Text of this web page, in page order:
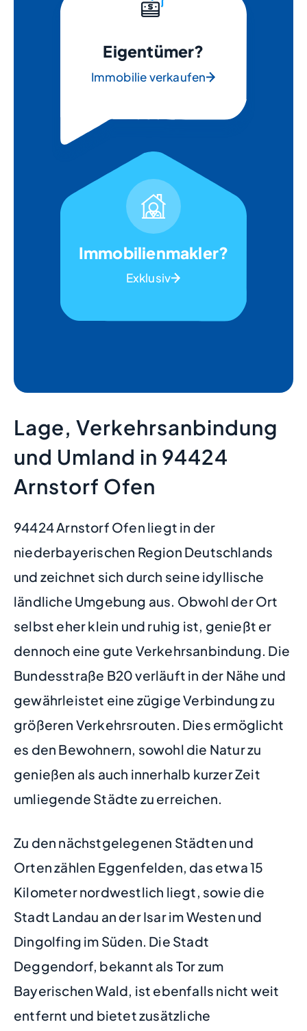
Eigentümer?
Immobilie verkaufen
Immobilienmakler?
Exklusiv
Lage, Verkehrsanbindung
und Umland in 94424
Arnstorf Ofen
94424 Arnstorf Ofen liegt in der
niederbayerischen Region Deutschlands
und zeichnet sich durch seine idyllische
ländliche Umgebung aus. Obwohl der Ort
selbst eher klein und ruhig ist, genießt er
dennoch eine gute Verkehrsanbindung. Die
Bundesstraße B20 verläuft in der Nähe und
gewährleistet eine zügige Verbindung zu
größeren Verkehrsrouten. Dies ermöglicht
es den Bewohnern, sowohl die Natur zu
genießen als auch innerhalb kurzer Zeit
umliegende Städte zu erreichen.
Zu den nächstgelegenen Städten und
Orten zählen Eggenfelden, das etwa 15
Kilometer nordwestlich liegt, sowie die
Stadt Landau an der Isar im Westen und
Dingolfing im Süden. Die Stadt
Deggendorf, bekannt als Tor zum
Bayerischen Wald, ist ebenfalls nicht weit
entfernt und bietet zusätzliche